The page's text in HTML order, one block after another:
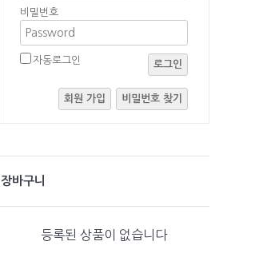
비밀번호
자동로그인 로그인
회원 가입 비밀번호 찾기
장바구니
등록된 상품이 없습니다